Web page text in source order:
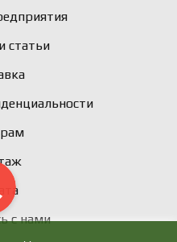
статьи
с нами